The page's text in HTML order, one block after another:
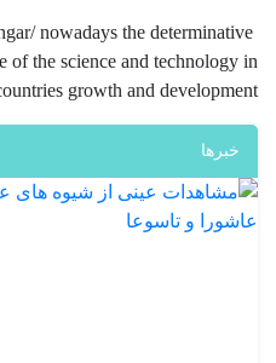
nowadays the determinative
of the science and technology in
countries growth and development …
خبرها